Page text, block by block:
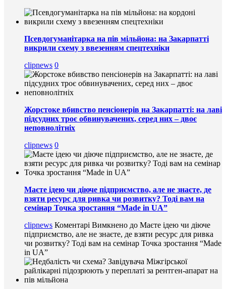
Псевдогуманітарка на пів мільйона: на Закарпатті
викрили схему з ввезенням спецтехніки
clipnews 0
Жорстоке вбивство пенсіонерів на Закарпатті: на лаві
підсудних троє обвинувачених, серед них – двоє
неповнолітніх
clipnews 0
Маєте ідею чи діюче підприємство, але не знаєте, де
взяти ресурс для ривка чи розвитку? Тоді вам на
семінар Точка зростання “Made in UA”
clipnews Коментарі Вимкнено до Маєте ідею чи діюче
підприємство, але не знаєте, де взяти ресурс для ривка
чи розвитку? Тоді вам на семінар Точка зростання “Made
in UA”